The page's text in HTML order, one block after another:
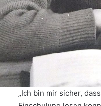
„Ich bin mir sicher,